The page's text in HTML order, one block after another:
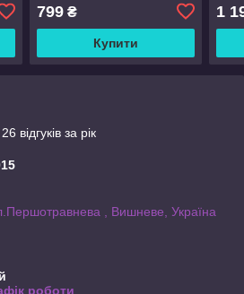
799₴
Купити
1
відгуків за рік
, Вишневе, Україна
роботи